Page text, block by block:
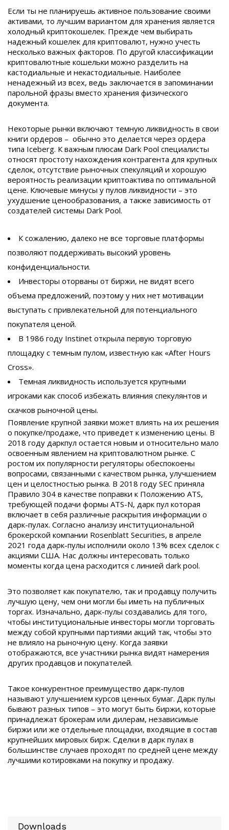
Если ты не планируешь активное пользование своими
активами, то лучшим вариантом для хранения является
холодный криптокошелек. Прежде чем выбирать
надежный кошелек для криптовалют, нужно учесть
несколько важных факторов. По другой классификации
криптовалютные кошельки можно разделить на
кастодиальные и некастодиальные. Наиболее
ненадежный из всех, ведь заключается в запоминании
парольной фразы вместо хранения физического
документа.
Некоторые рынки включают темную ликвидность в свои
книги ордеров – обычно это делается через ордера
типа Iceberg. К важным плюсам Dark Pool специалисты
относят простоту нахождения контрагента для крупных
сделок, отсутствие рыночных спекуляций и хорошую
вероятность реализации криптоактива по оптимальной
цене. Ключевые минусы у пулов ликвидности – это
ухудшение ценообразования, а также зависимость от
создателей системы Dark Pool.
К сожалению, далеко не все торговые платформы
позволяют поддерживать высокий уровень
конфиденциальности.
Инвесторы оторваны от биржи, не видят всего
объема предложений, поэтому у них нет мотивации
выступать с привлекательной для потенциального
покупателя ценой.
В 1986 году Instinet открыла первую торговую
площадку с темным пулом, известную как «After Hours
Cross».
Темная ликвидность используется крупными
игроками как способ избежать влияния спекулянтов и
скачков рыночной цены.
Появление крупной заявки может влиять на их решения
о покупке/продаже, что приведет к изменению цены. В
2018 году даркпул остается новым и относительно мало
освоенным явлением на криптовалютном рынке. С
ростом их популярности регуляторы обеспокоены
вопросами, связанными с качеством рынка, улучшением
цен и целостностью рынка. В 2018 году SEC приняла
Правило 304 в качестве поправки к Положению ATS,
требующей подачи формы ATS-N, дарк пул которая
включает в себя различные раскрытия информации о
дарк-пулах. Согласно анализу институциональной
брокерской компании Rosenblatt Securities, в апреле
2021 года дарк-пулы исполнили около 13% всех сделок с
акциями США. Нас должны интересовать только
моменты когда цена расходится с линией dark pool.
Это позволяет как покупателю, так и продавцу получить
лучшую цену, чем они могли бы иметь на публичных
торгах. Изначально, дарк-пулы создавались для того,
чтобы институциональные инвесторы могли торговать
между собой крупными партиями акций так, чтобы это
не влияло на рыночную цену. Когда заявки
отображаются, все участники рынка видят намерения
других продавцов и покупателей.
Такое конкурентное преимущество дарк-пулов
называют улучшением курсов ценных бумаг. Дарк пулы
бывают разных типов – это могут быть биржи, которые
принадлежат брокерам или дилерам, независимые
биржи или же отдельные площадки, входящие в состав
крупнейших мировых бирж. Сделки в дарк пулах в
большинстве случаев проходят по средней цене между
лучшими котировками на покупку и продажу.
Downloads